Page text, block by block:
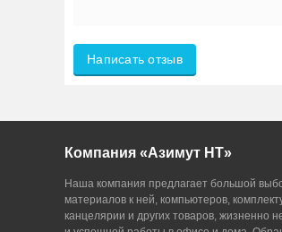
Написать отзыв
Компания «Азимут НТ»
Наша компания предлагает большой
материалов к ней, компьютеров,
канцелярии и других товаров, жизненно